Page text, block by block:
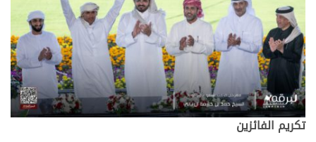
تكريم الفائزين